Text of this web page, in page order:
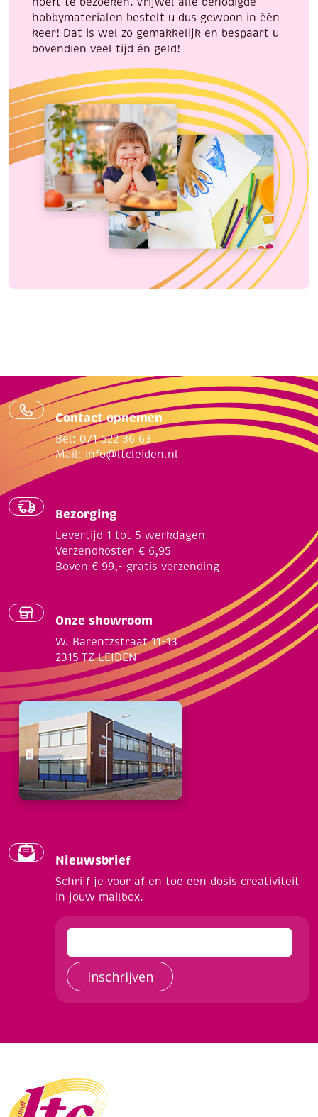
hobbymaterialen bestelt u dus gewoon in één
keer! Dat is wel zo gemakkelijk en bespaart u
bovendien veel tijd én geld!
Contact opnemen
Bel: 071 522 36 63
Mail: info@ltcleiden.nl
Bezorging
Levertijd 1 tot 5 werkdagen
Verzendkosten € 6,95
Boven € 99,- gratis verzending
Onze showroom
W. Barentzstraat 11-13
2315 TZ LEIDEN
Nieuwsbrief
Schrijf je voor af en toe een dosis creativiteit
in jouw mailbox.
Inschrijven